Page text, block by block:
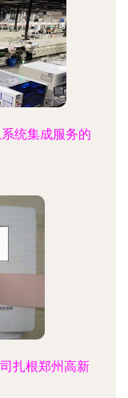
统集成服务的
扎根郑州高新